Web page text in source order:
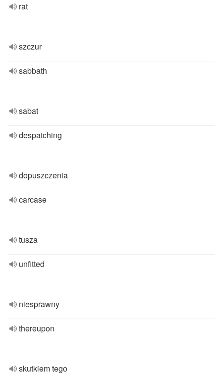
rat
szczur
sabbath
sabat
despatching
dopuszczenia
carcase
tusza
unfitted
niesprawny
thereupon
skutkiem tego